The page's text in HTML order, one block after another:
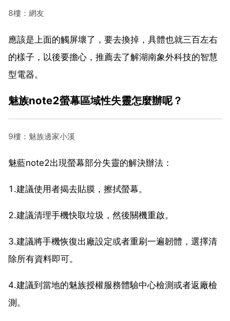
8樓：網友
應該是上面的觸屏壞了，要去換掉，具體也就三百左右
的樣子，以後要擔心，推薦去了解湖南象外科技的智慧
型電器。
魅族note2螢幕區域性失靈怎麼辦呢？
9樓：魅族邊家小溪
魅藍note2出現螢幕部分失靈的解決辦法：
1.建議使用者揭去貼膜，擦拭螢幕。
2.建議清理手機快取垃圾，然後關機重啟。
3.建議將手機恢復出廠設定或者重刷一遍韌體，選擇清
除所有資料即可。
4.建議到當地的魅族授權服務體驗中心檢測或者返廠檢
測。